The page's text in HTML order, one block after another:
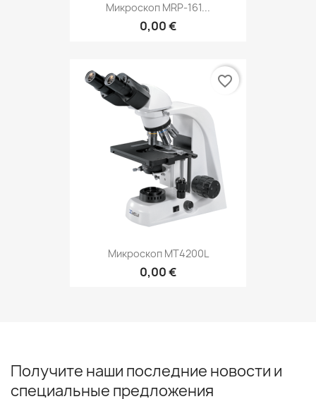
Микроскоп MRP-161...
0,00 €
Микроскоп MT4200L
0,00 €
favorite_border
Получите наши последние новости и
специальные предложения